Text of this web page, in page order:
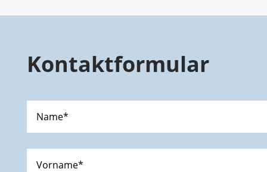
Kontaktformular